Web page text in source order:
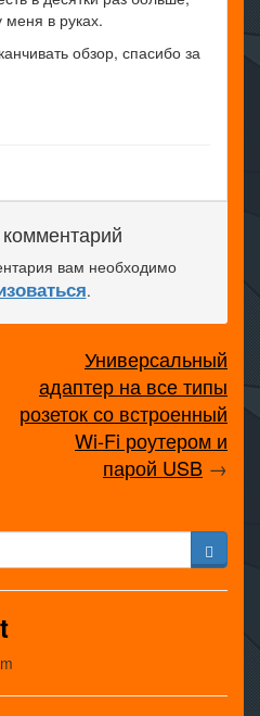
меня в руках.
обзор, спасибо за
вам необходимо
.
Универсальный
адаптер на все типы
розеток со встроенный
Wi-Fi роутером и
парой USB →